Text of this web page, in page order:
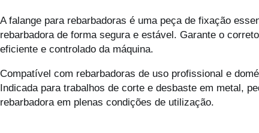
A falange para rebarbadoras é uma peça de fixação
rebarbadora de forma segura e estável. Garante o
eficiente e controlado da máquina.
Compatível com rebarbadoras de uso profissional e
Indicada para trabalhos de corte e desbaste em metal,
rebarbadora em plenas condições de utilização.